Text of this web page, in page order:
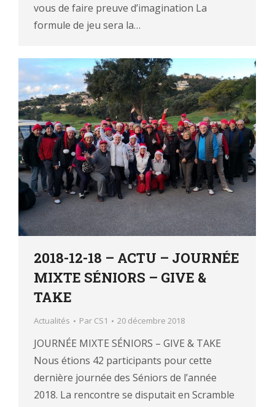
vous de faire preuve d’imagination La
formule de jeu sera la…
2018-12-18 – ACTU – JOURNÉE
MIXTE SÉNIORS – GIVE &
TAKE
Actualités Par CS1 20 décembre 2018
JOURNÉE MIXTE SÉNIORS – GIVE & TAKE
Nous étions 42 participants pour cette
dernière journée des Séniors de l’année
2018. La rencontre se disputait en Scramble